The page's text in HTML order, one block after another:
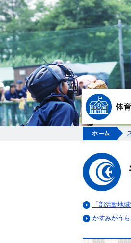
「部活動地
かすみがう